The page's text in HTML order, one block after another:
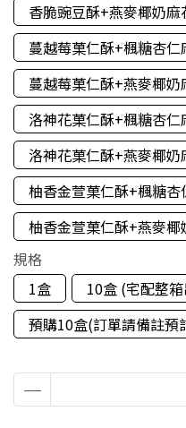
香脆豌豆酥+燕麥椰奶
蔓越莓菓仁酥+楓糖杏
蔓越莓菓仁酥+燕麥椰
洛神花菓仁酥+楓糖杏
洛神花菓仁酥+燕麥椰
柚香金萱菓仁酥+楓糖
柚香金萱菓仁酥+燕麥
規格
1盒
10盒 (宅配整
預購10盒(訂單請備註預